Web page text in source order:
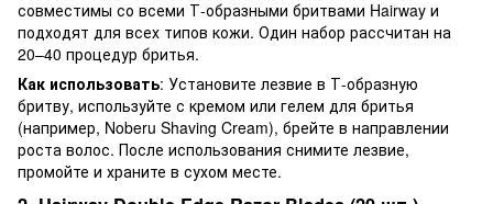
совместимы со всеми Т-образными бритвами Hairway и
подходят для всех типов кожи. Один набор рассчитан на
20–40 процедур бритья.
Как использовать: Установите лезвие в Т-образную
бритву, используйте с кремом или гелем для бритья
(например, Noberu Shaving Cream), брейте в направлении
роста волос. После использования снимите лезвие,
промойте и храните в сухом месте.